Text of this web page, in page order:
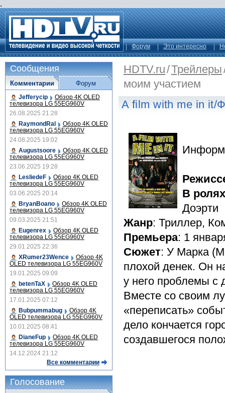
.
Форум Это интересно
HDTV.ru/Трейлеры
моим участием
A film with me in it/
В ролях
Доэрти
Жанр: Триллер,
Премьера: 1
Сюжет: У Марка
плохой денек. Он
у него проблемы с
Вместе со своим
«переписать»
дело кончается
создавшегося
Сообщения
Комментарии
Jefferycip Обзор 4K OLED
телевизора LG 55EG960V
26.08.2025 21:28
RaymondRal
Обзор 4K OLED
телевизора LG 55EG960V
24.08.2025 19:02
Augustsoore
Обзор 4K OLED
телевизора LG 55EG960V
23.06.2025 19:28
LesliedeF
Обзор 4K OLED
телевизора LG 55EG960V
03.06.2025 20:14
BryanBoano
Обзор 4K OLED
телевизора LG 55EG960V
09.03.2025 21:51
Eugenrex
Обзор 4K OLED
телевизора LG 55EG960V
29.01.2025 22:36
XRumer23Wence
Обзор 4K
OLED телевизора LG 55EG960V
19.01.2025 09:09
betenTaX
Обзор 4K OLED
телевизора LG 55EG960V
17.01.2025 07:12
Bubpummabug
Обзор 4K
OLED телевизора LG 55EG960V
10.01.2025 08:41
DianeFup
Обзор 4K OLED
телевизора LG 55EG960V
14.12.2024 21:12
Все комментарии
Форум
Голосование